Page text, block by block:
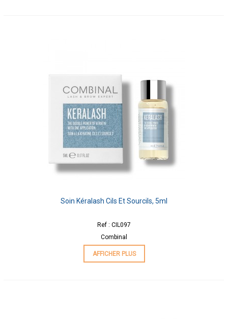
Soin Kéralash Cils Et Sourcils, 5ml
Ref : CIL097
Combinal
AFFICHER PLUS